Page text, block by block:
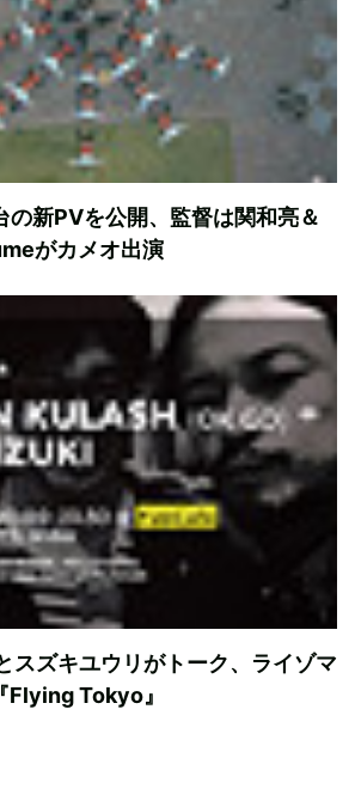
の新PVを公開、監督は関和亮＆
がカメオ出演
スズキユウリがトーク、ライゾマ
Flying Tokyo』